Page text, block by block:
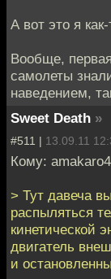
А вот это я
Вообще,
самолеты
наведением,
Sweet Death »
#511 | 13.09.11
Кому:
> Тут давеча
распыляться
кинетической
двигатель
и